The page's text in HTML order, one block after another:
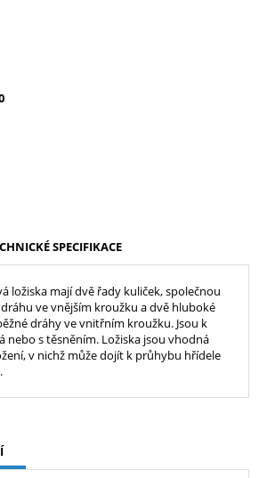
SPECIFIKACE
ložiska mají dvě řady kuliček, společnou
ve vnějším kroužku a dvě hluboké
dráhy ve vnitřním kroužku. Jsou k
nebo s těsněním. Ložiska jsou vhodná
v nichž může dojít k průhybu hřídele